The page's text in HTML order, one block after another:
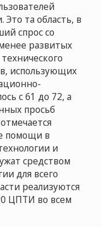
та область, в
спрос со
развитых
использующих
с 61 до 72, а
просьб
помощи в
и
средством
для всего
реализуются
ЦПТИ во всем